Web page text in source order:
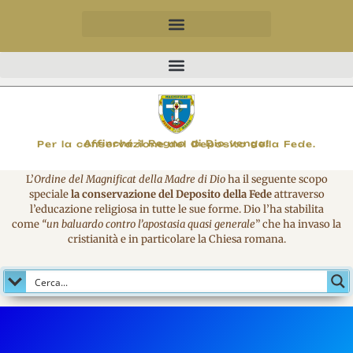
Per la conservazione del Deposito della Fede.
Affinché il Regno di Dio venga!
MAGNIFICO
L’Ordine del Magnificat della Madre di Dioha il seguente scopo
specialela conservazione del Deposito della Fedeattraverso
l’educazione religiosa in tutte le sue forme. Dio l’ha stabilita
come “un baluardo contro l’apostasia quasi generale” che ha invaso la
cristianità e in particolare la Chiesa romana.